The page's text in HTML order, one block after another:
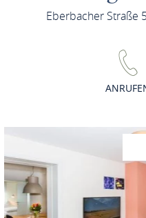
Eberbacher Straße